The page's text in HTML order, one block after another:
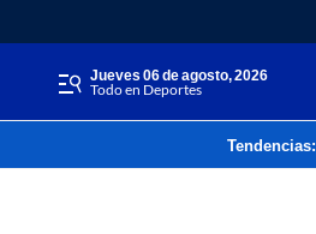
jueves 06 de agosto, 2026
Todo en Deportes
Tendencias: